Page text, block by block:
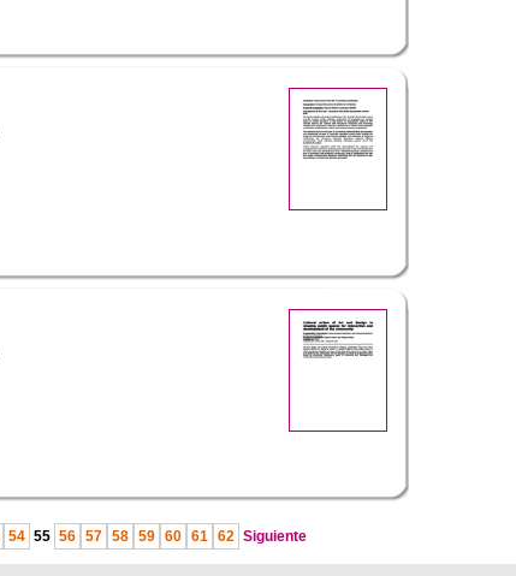
54 55 56 57 58 59 60 61 62 Siguiente